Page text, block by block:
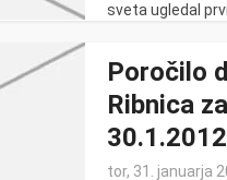
sveta ugledal
Poročilo
Ribnica
30.1.2012
tor, 31. januarja